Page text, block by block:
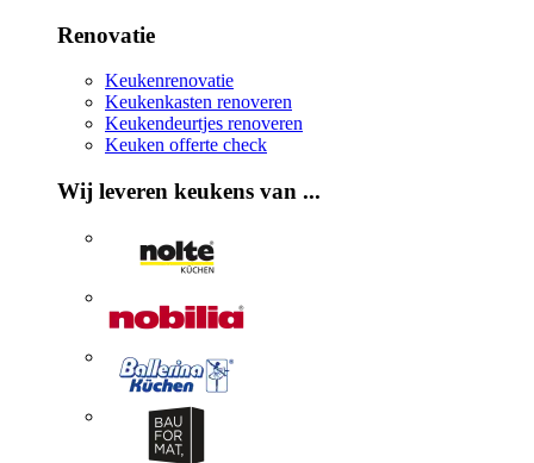
Renovatie
Keukenrenovatie
Keukenkasten renoveren
Keukendeurtjes renoveren
Keuken offerte check
Wij leveren keukens van ...